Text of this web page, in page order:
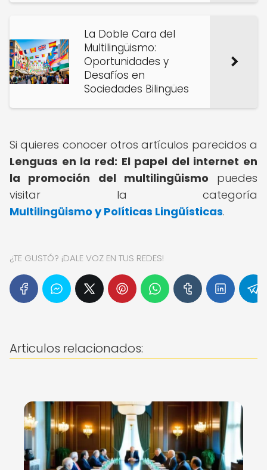
La Doble Cara del
Multilingüismo:
Oportunidades y
Desafíos en
Sociedades Bilingües
Si quieres conocer otros artículos parecidos a
Lenguas en la red: El papel del internet en
la promoción del multilingüismo puedes
visitar la categoría
Multilingüismo y Políticas Lingüísticas.
¿TE GUSTÓ? ¡DALE VOZ EN TUS REDES!
Articulos relacionados: